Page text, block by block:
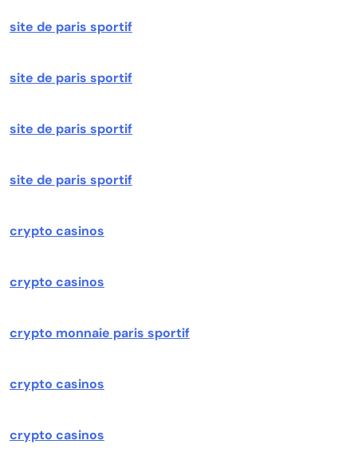
site de paris sportif
site de paris sportif
site de paris sportif
site de paris sportif
crypto casinos
crypto casinos
crypto monnaie paris sportif
crypto casinos
crypto casinos